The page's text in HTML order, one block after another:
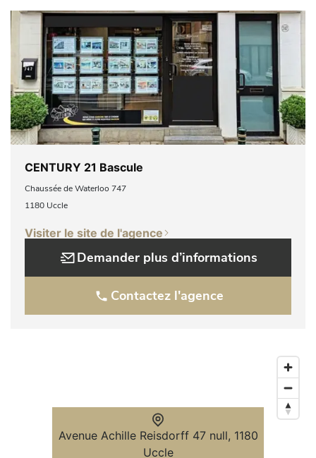
CENTURY 21 Bascule
Chaussée de Waterloo 747
1180 Uccle
Visiter le site de l'agence
Demander plus d’informations
Contactez l'agence
Avenue Achille Reisdorff 47 null, 1180
Uccle